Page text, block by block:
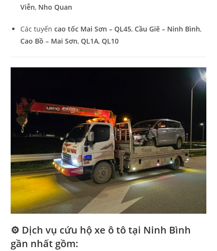
Viễn, Nho Quan
Các tuyếncao tốc Mai Sơn – QL45,Cầu Giẽ – Ninh Bình,
Cao Bồ – Mai Sơn,QL1A,QL10
⚙️ Dịch vụ cứu hộ xe ô tô tại Ninh Bình
gần nhất gồm: